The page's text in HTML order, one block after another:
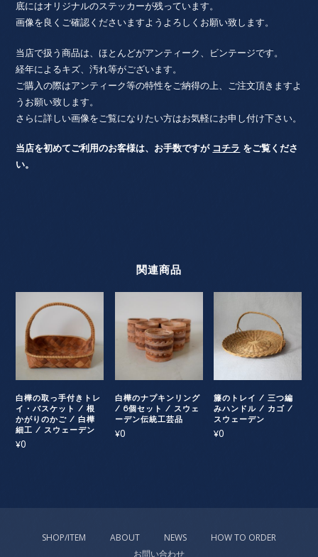
底にはオリジナルのステッカーが残っています。
画像を良くご確認くださいますようよろしくお願い致します。
当店で扱う商品は、ほとんどがアンティーク、ビンテージです。
経年によるキズ、汚れ等がございます。
ご購入の際はアンティーク等の特性をご納得の上、ご注文頂きますよ
うお願い致します。
さらに詳しい画像をご覧になりたい方はお気軽にお申し付け下さい。
当店を初めてご利用のお客様は、お手数ですが コチラ をご覧くださ
い。
関連商品
白樺の取っ手付きトレ
イ・バスケット / 根
かがりのかご / 白樺
細工 / スウェーデン
¥0
白樺のナプキンリング
/ 6個セット / スウェ
ーデン伝統工芸品
¥0
籐のトレイ / 三つ編
みハンドル / カゴ /
スウェーデン
¥0
SHOP/ITEM ABOUT NEWS
HOW TO ORDER
お問い合わせ